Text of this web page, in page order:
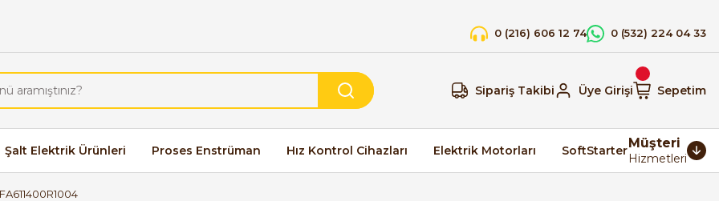
0 (216) 606 12 74 0 (532) 224 04 33
Sipariş Takibi Üye Girişi Sepetim
Şalt Elektrik Ürünleri Proses Enstrüman Hız Kontrol Cihazları Elektrik Motorları SoftStarterMüşteri
Hizmetleri